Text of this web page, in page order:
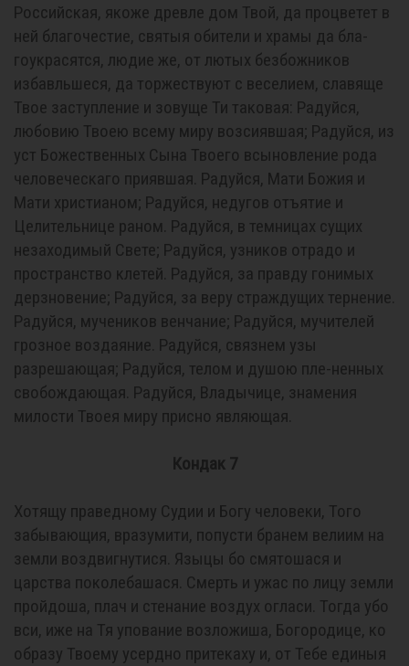
Российская, якоже древле дом Твой, да процветет в
ней благочестие, святыя обители и храмы да бла-
гоукрасятся, людие же, от лютых безбожников
избавльшеся, да торжествуют с веселием, славяще
Твое заступление и зовуще Ти таковая: Радуйся,
любовию Твоею всему миру возсиявшая; Радуйся, из
уст Божественных Сына Твоего всыновление рода
человеческаго приявшая. Радуйся, Мати Божия и
Мати христианом; Радуйся, недугов отъятие и
Целительнице раном. Радуйся, в темницах сущих
незаходимый Свете; Радуйся, узников отрадо и
пространство клетей. Радуйся, за правду гонимых
дерзновение; Радуйся, за веру страждущих тернение.
Радуйся, мучеников венчание; Радуйся, мучителей
грозное воздаяние. Радуйся, связнем узы
разрешающая; Радуйся, телом и душою пле-ненных
свобождающая. Радуйся, Владычице, знамения
милости Твоея миру присно являющая.
Кондак 7
Хотящу праведному Судии и Богу человеки, Того
забывающия, вразумити, попусти бранем велиим на
земли воздвигнутися. Языцы бо смятошася и
царства поколебашася. Смерть и ужас по лицу земли
пройдоша, плач и стенание воздух огласи. Тогда убо
вси, иже на Тя упование возложиша, Богородице, ко
образу Твоему усердно притекаху и, от Тебе единыя